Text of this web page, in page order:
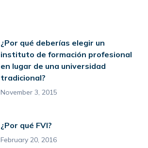
¿Por qué deberías elegir un
instituto de formación profesional
en lugar de una universidad
tradicional?
November 3, 2015
¿Por qué FVI?
February 20, 2016